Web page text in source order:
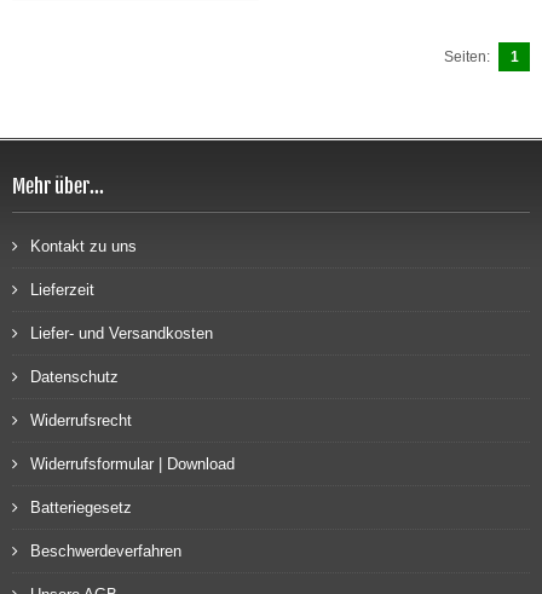
Seiten: 1
Mehr über...
Kontakt zu uns
Lieferzeit
Liefer- und Versandkosten
Datenschutz
Widerrufsrecht
Widerrufsformular | Download
Batteriegesetz
Beschwerdeverfahren